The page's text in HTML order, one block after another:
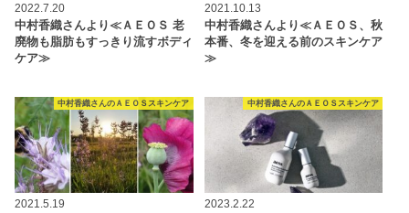
2022.7.20
中村香織さんより≪ＡＥＯＳ 老
廃物も脂肪もすっきり流すボディ
ケア≫
2021.10.13
中村香織さんより≪ＡＥＯＳ、秋
本番、冬を迎える前のスキンケア
≫
中村香織さんのＡＥＯＳスキンケア
2021.5.19
中村香織さんのＡＥＯＳスキンケア
2023.2.22